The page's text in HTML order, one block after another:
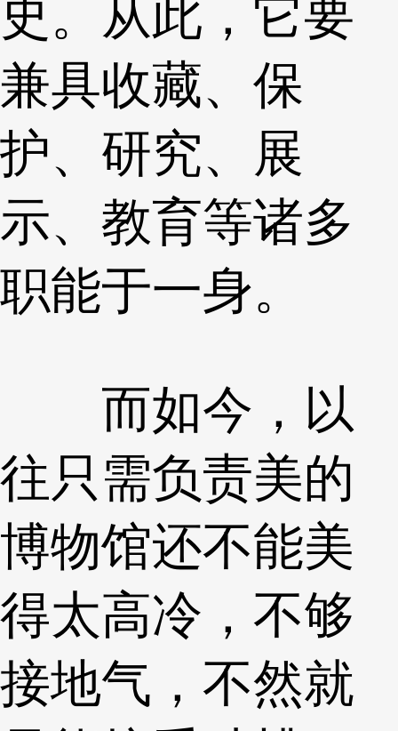
史。从此，它要
兼具收藏、保
护、研究、展
示、教育等诸多
职能于一身。
而如今，以
往只需负责美的
博物馆还不能美
得太高冷，不够
接地气，不然就